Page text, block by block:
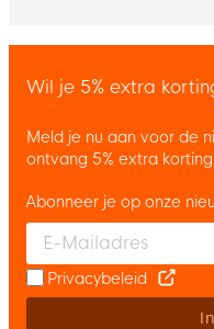
Wil je 5% extra
Meld je nu aan voor de
ontvang 5% extra
Enter your email and
Abonneer je op onze
Privacybeleid